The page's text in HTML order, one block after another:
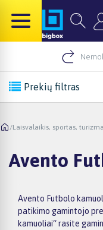
Prekių filtras
/Laisvalaikis, sportas,
Avento
Avento Futbolo
patikimo gamintojo
kamuoliai“ rasite